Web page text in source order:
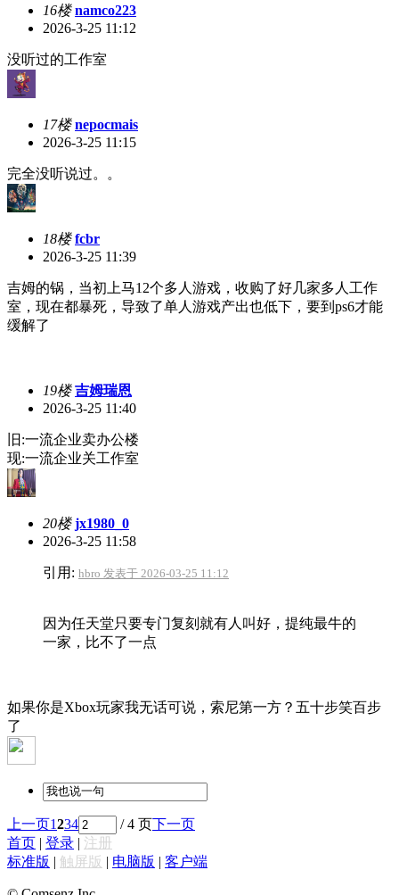
16楼 namco223
2026-3-25 11:12
没听过的工作室
17楼 nepocmais
2026-3-25 11:15
完全没听说过。。
18楼 fcbr
2026-3-25 11:39
吉姆的锅，当初上马12个多人游戏，收购了好几家多人工作
室，现在都暴死，导致了单人游戏产出也低下，要到ps6才能
缓解了
19楼 吉姆瑞恩
2026-3-25 11:40
旧:一流企业卖办公楼
现:一流企业关工作室
20楼 jx1980_0
2026-3-25 11:58
引用: hbro 发表于 2026-03-25 11:12
因为任天堂只要专门复刻就有人叫好，提纯最牛的
一家，比不了一点
如果你是Xbox玩家我无话可说，索尼第一方？五十步笑百步
了
上一页1234 / 4 页下一页
首页 | 登录 | 注册
标准版 | 触屏版 | 电脑版 | 客户端